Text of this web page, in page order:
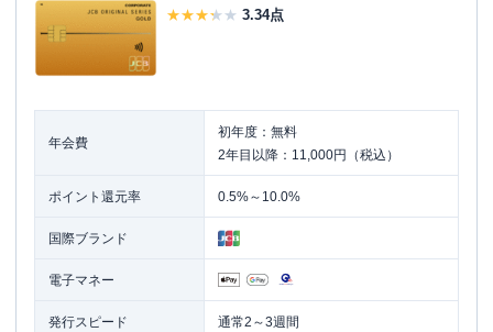
3.34点
年会費
初年度：無料
2年目以降：11,000円（税込）
ポイント還元率 0.5%～10.0%
国際ブランド
電子マネー
発行スピード 通常2～3週間